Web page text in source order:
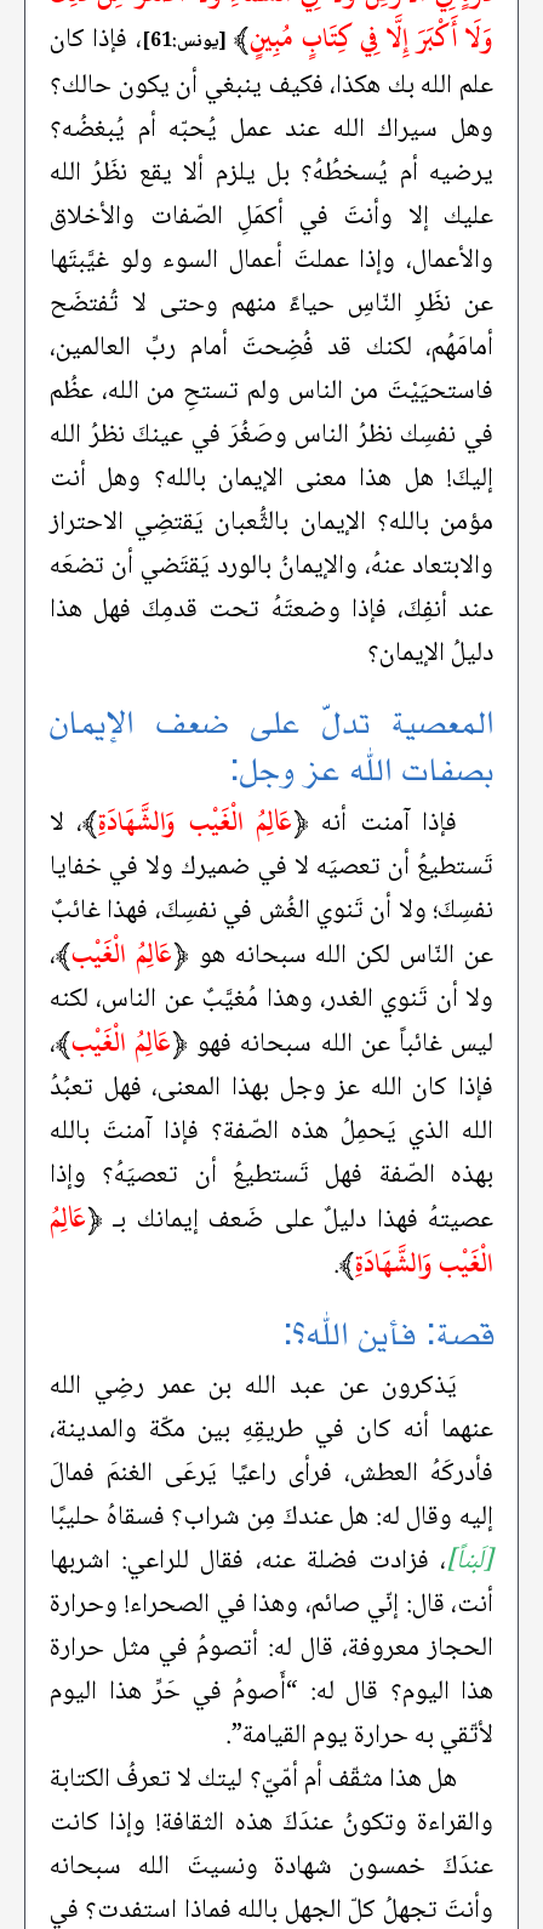
وَلَا أَكْبَرَ إِلَّا فِي كِتَابٍ مُبِينٍ﴾ [يونس:61]
، فإذا كان
علم الله بك هكذا، فكيف ينبغي أن يكون حالك؟
وهل سيراك الله عند عمل يُحبّه أم يُبغضُه؟
يرضيه أم يُسخطُهُ؟ بل يلزم ألا يقع نظَرُ الله
عليك إلا وأنتَ في أكمَلِ الصّفات والأخلاق
والأعمال، وإذا عملتَ أعمال السوء ولو غيَّبتَها
عن نظَرِ النّاسِ حياءً منهم وحتى لا تُفتضَح
أمامَهُم، لكنك قد فُضِحتَ أمام ربِّ العالمين،
فاستحيَيْتَ من الناس ولم تستحِ من الله، عظُم
في نفسِك نظرُ الناس وصَغُرَ في عينكَ نظرُ الله
إليكَ! هل هذا معنى الإيمان بالله؟ وهل أنت
مؤمن بالله؟ الإيمان بالثُّعبان يَقتضِي الاحتراز
والابتعاد عنهُ، والإيمانُ بالورد يَقتَضي أن تضعَه
عند أنفِكَ، فإذا وضعتَهُ تحت قدمِكَ فهل هذا
دليلُ الإيمان؟
المعصية تدلّ على ضعف الإيمان
بصفات الله عز وجل:
فإذا آمنت أنه ﴿عَالِمُ الْغَيْب وَالشَّهَادَةِ﴾، لا
تَستطيعُ أن تعصيَه لا في ضميرك ولا في خفايا
نفسِكَ؛ ولا أن تَنوي الغُش في نفسِكَ، فهذا غائبٌ
عن النّاس لكن الله سبحانه هو ﴿عَالِمُ الْغَيْب﴾،
ولا أن تَنوي الغدر، وهذا مُغيَّبٌ عن الناس، لكنه
ليس غائباً عن الله سبحانه فهو ﴿عَالِمُ الْغَيْب﴾،
فإذا كان الله عز وجل بهذا المعنى، فهل تعبُدُ
الله الذي يَحمِلُ هذه الصّفة؟ فإذا آمنتَ بالله
بهذه الصّفة فهل تَستطيعُ أن تعصيَهُ؟ وإذا
عصيتهُ فهذا دليلٌ على ضَعف إيمانك بـ ﴿عَالِمُ
الْغَيْب وَالشَّهَادَةِ﴾.
قصة: فأين الله؟:
يَذكرون عن عبد الله بن عمر رضِي الله
عنهما أنه كان في طريقِهِ بين مكّة والمدينة،
فأدركَهُ العطش، فرأى راعيًا يَرعَى الغنمَ فمالَ
إليه وقال له: هل عندكَ مِن شراب؟ فسقاهُ حليبًا
[لَبناً]، فزادت فضلة عنه، فقال للراعي: اشربها
أنت، قال: إنّي صائم، وهذا في الصحراء! وحرارة
الحجاز معروفة، قال له: أتصومُ في مثل حرارة
هذا اليوم؟ قال له: “أَصومُ في حَرِّ هذا اليوم
لأتّقي به حرارة يوم القيامة”.
هل هذا مثقّف أم أمّيّ؟ ليتك لا تعرفُ الكتابة
والقراءة وتكونُ عندَكَ هذه الثقافة! وإذا كانت
عندَكَ خمسون شهادة ونسيتَ الله سبحانه
وأنتَ تجهلُ كلّ الجهل بالله فماذا استفدت؟ في